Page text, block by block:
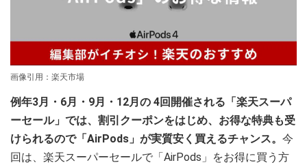
画像引用：楽天市場
例年3月・6月・9月・12月の 4回開催される「楽天スーパ
ーセール」では、割引クーポンをはじめ、お得な特典も受
けられるので「AirPods」が実質安く買えるチャンス。 今
回は、楽天スーパーセールで「AirPods」をお得に買う方